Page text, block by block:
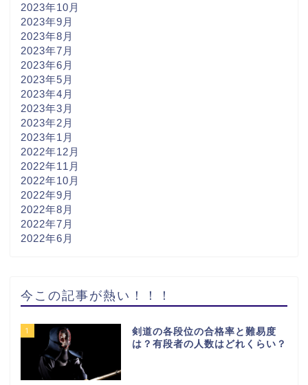
2023年10月
2023年9月
2023年8月
2023年7月
2023年6月
2023年5月
2023年4月
2023年3月
2023年2月
2023年1月
2022年12月
2022年11月
2022年10月
2022年9月
2022年8月
2022年7月
2022年6月
今この記事が熱い！！！
1
剣道の各段位の合格率と難易度
は？有段者の人数はどれくらい？